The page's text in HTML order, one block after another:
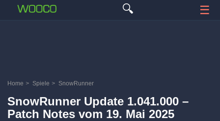
🔍 ☰
Home > Spiele > SnowRunner
SnowRunner Update 1.041.000 –
Patch Notes vom 19. Mai 2025